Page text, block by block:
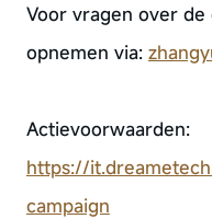
Voor vragen over
opnemen via:
Actievoorwaarden:
https://
campaign